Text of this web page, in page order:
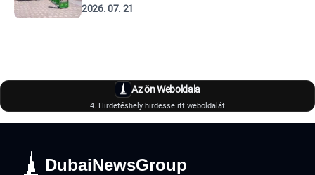
2026. 07. 21
Az ön Weboldala
4. Hirdetéshely hirdesse itt weboldalát
DubaiNewsGroup